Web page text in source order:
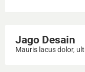
Jago Desain
Mauris lacus dolor,